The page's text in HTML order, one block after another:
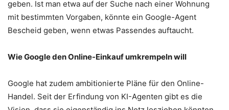
geben. Ist man etwa auf der Suche nach einer Wohnung
mit bestimmten Vorgaben, könnte ein Google-Agent
Bescheid geben, wenn etwas Passendes auftaucht.
Wie Google den Online-Einkauf umkrempeln will
Google hat zudem ambitionierte Pläne für den Online-
Handel. Seit der Erfindung von KI-Agenten gibt es die